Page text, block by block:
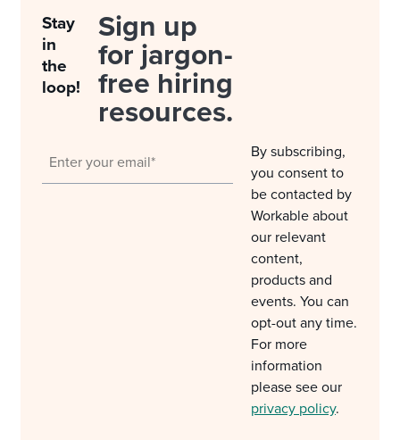
Stay
in
the
loop!
Sign up
for jargon-
free hiring
resources.
By subscribing,
you consent to
be contacted by
Workable about
our relevant
content,
products and
events. You can
opt-out any time.
For more
information
please see our
privacy policy.